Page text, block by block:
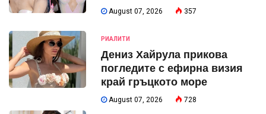
August 07, 2026 357
РИАЛИТИ
Дениз Хайрула прикова
погледите с ефирна визия
край гръцкото море
August 07, 2026 728